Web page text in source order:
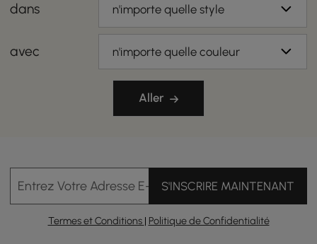
dans n'importe quelle style
avec n'importe quelle couleur
Aller
Entrez Votre Adresse E-mailS'INSCRIRE MAINTENANT
Termes et Conditions | Politique de Confidentialité